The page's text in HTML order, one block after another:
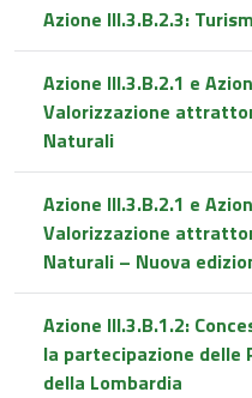
Azione III.3.B.2.3:
Azione III.3.B.2.1 e
Valorizzazione
Naturali
Azione III.3.B.2.1 e
Valorizzazione
Naturali – Nuova
Azione III.3.B.1.2:
la partecipazione delle
della Lombardia